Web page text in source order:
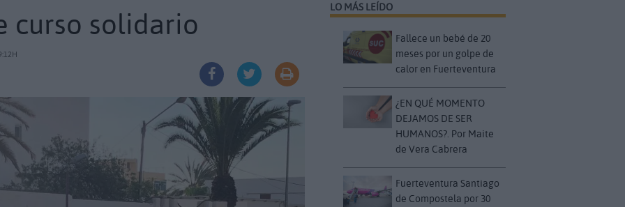
curso solidario LO MÁS LEÍDO
Fallece un bebé de 20
meses por un golpe de
calor en Fuerteventura
¿EN QUÉ MOMENTO
DEJAMOS DE SER
HUMANOS?. Por Maite
de Vera Cabrera
Fuerteventura Santiago
de Compostela por 30